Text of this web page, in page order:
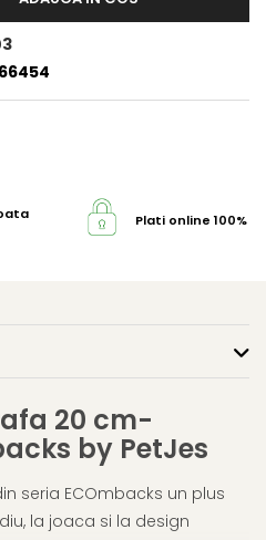
Plati online 100%
20 cm-
by PetJes
seria ECOmbacks un plus
la joaca si la design